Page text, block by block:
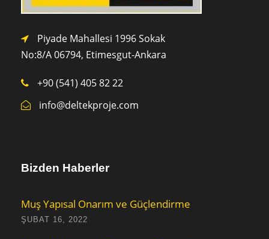
Piyade Mahallesi 1996 Sokak
No:8/A 06794, Etimesgut-Ankara
+90 (541) 405 82 22
info@deltekproje.com
Bizden Haberler
Muş Yapısal Onarım ve Güçlendirme
ŞUBAT 16, 2022